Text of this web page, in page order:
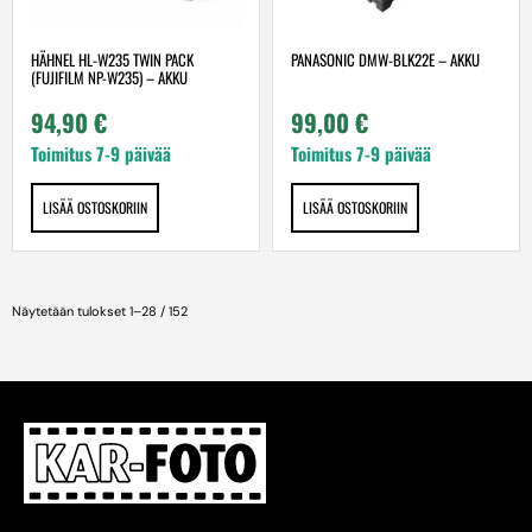
HÄHNEL HL-W235 TWIN PACK
(FUJIFILM NP-W235) – AKKU
94,90 €
Toimitus 7-9 päivää
LISÄÄ OSTOSKORIIN
PANASONIC DMW-BLK22E – AKKU
99,00 €
Toimitus 7-9 päivää
LISÄÄ OSTOSKORIIN
Näytetään tulokset 1–28 / 152